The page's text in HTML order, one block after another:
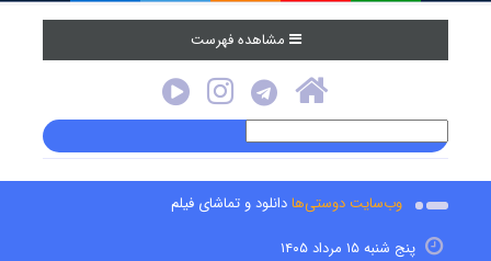
مشاهده فهرست
وب‌سایت دوستی‌هادانلود و تماشای فیلم
پنج شنبه ۱۵ مرداد ۱۴۰۵